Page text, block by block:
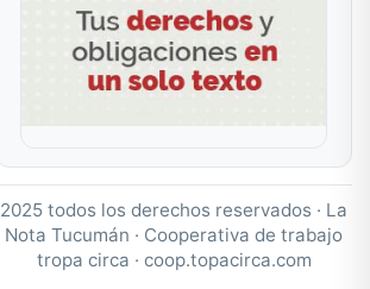
2025 todos los derechos reservados · La
Nota Tucumán · Cooperativa de trabajo
tropa circa · coop.topacirca.com